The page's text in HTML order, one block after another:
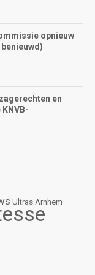
opnieuw
en
Ultras Arnhem